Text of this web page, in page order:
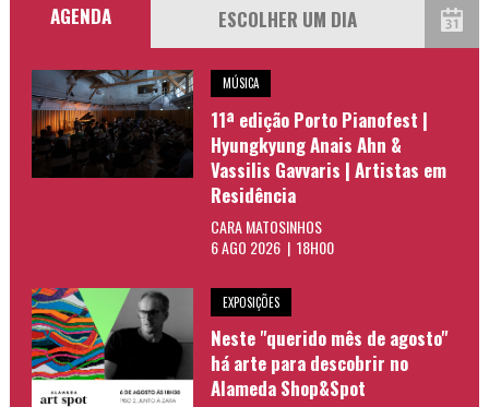
AGENDA
MÚSICA
11ª edição Porto Pianofest |
Hyungkyung Anais Ahn &
Vassilis Gavvaris | Artistas em
Residência
CARA MATOSINHOS
6 AGO 2026 | 18H00
EXPOSIÇÕES
Neste "querido mês de agosto"
há arte para descobrir no
Alameda Shop&Spot